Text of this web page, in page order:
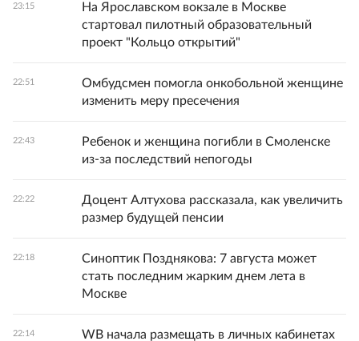
23:15
На Ярославском вокзале в Москве
стартовал пилотный образовательный
проект "Кольцо открытий"
22:51
Омбудсмен помогла онкобольной женщине
изменить меру пресечения
22:43
Ребенок и женщина погибли в Смоленске
из-за последствий непогоды
22:22
Доцент Алтухова рассказала, как увеличить
размер будущей пенсии
22:18
Синоптик Позднякова: 7 августа может
стать последним жарким днем лета в
Москве
22:14
WB начала размещать в личных кабинетах